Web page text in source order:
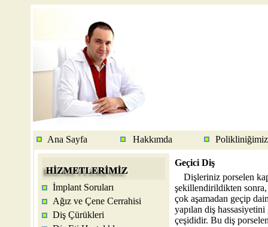
Ana Sayfa Hakkımda Polikliniğimiz
İmplant Soruları
Ağız ve Çene Cerrahisi
Diş Çürükleri
Geçici Diş
Dişleriniz porselen
şekillendirildikten sonra,
çok aşamadan geçip
yapılan diş
çeşididir. Bu diş